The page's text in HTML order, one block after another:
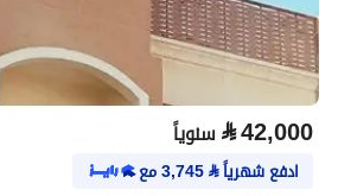
⃁42,000 سنوياً
ادفع شهرياً⃁
3,745مع